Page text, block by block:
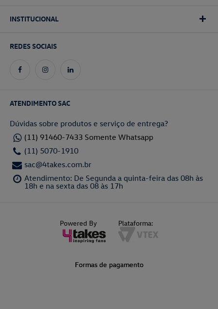
INSTITUCIONAL
REDES SOCIAIS
ATENDIMENTO SAC
Dúvidas sobre produtos e serviço de entrega?
(11) 91460-7433 Somente Whatsapp
(11) 5070-1910
sac@4takes.com.br
Atendimento: De Segunda a quinta-feira das 08h às
18h e na sexta das 08 às 17h
Powered By Plataforma:
Formas de pagamento